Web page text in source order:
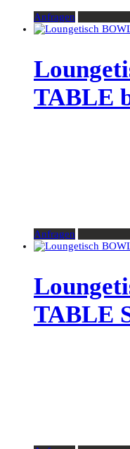
Anfragen
TABLE
Anfragen
TABLE